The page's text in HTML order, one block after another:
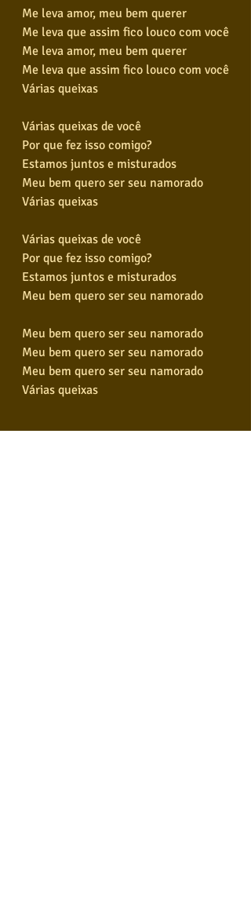
Me leva amor, meu bem querer
Me leva que assim fico louco com você
Me leva amor, meu bem querer
Me leva que assim fico louco com você
Várias queixas
Várias queixas de você
Por que fez isso comigo?
Estamos juntos e misturados
Meu bem quero ser seu namorado
Várias queixas
Várias queixas de você
Por que fez isso comigo?
Estamos juntos e misturados
Meu bem quero ser seu namorado
Meu bem quero ser seu namorado
Meu bem quero ser seu namorado
Meu bem quero ser seu namorado
Várias queixas